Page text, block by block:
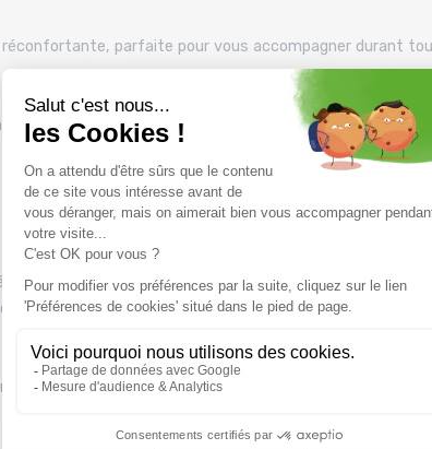
parfaite pour vous accompagner durant
colonne d’eau.
les critères de certification par des tiers du
la composition chimique
la pluie.